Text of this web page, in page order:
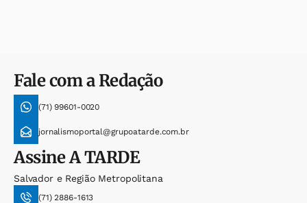
Fale com a Redação
(71) 99601-0020
jornalismoportal@grupoatarde.com.br
AssineA TARDE
Salvador e Região Metropolitana
(71) 2886-1613